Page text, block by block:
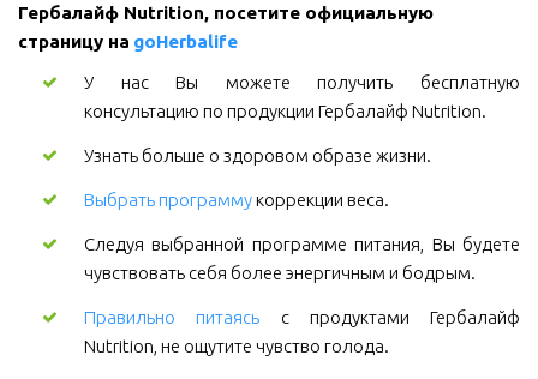
Гербалайф Nutrition, посетите официальную
страницу на goHerbalife
У нас Вы можете получить бесплатную
консультацию по продукции Гербалайф Nutrition.
Узнать больше о здоровом образе жизни.
Выбрать программукоррекции веса.
Следуя выбранной программе питания, Вы будете
чувствовать себя более энергичным и бодрым.
Правильно питаясь с продуктами Гербалайф
Nutrition, не ощутите чувство голода.